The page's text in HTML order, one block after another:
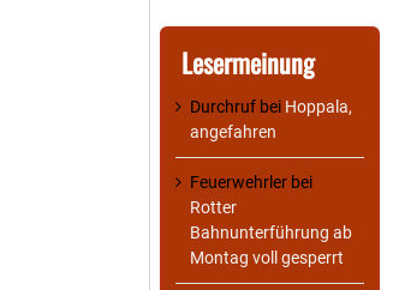
Lesermeinung
Durchruf bei Hoppala,
angefahren
Feuerwehrler bei
Rotter
Bahnunterführung ab
Montag voll gesperrt